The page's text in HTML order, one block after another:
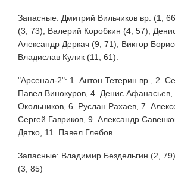
Запасные: Дмитрий Вильчиков вр. (1,
(3, 73), Валерий Коробкин (4, 57),
Александр Деркач (9, 71), Виктор
Владислав Кулик (11, 61).
"Арсенал-2": 1. Антон Тетерин вр., 2.
Павел Винокуров, 4. Денис Афанасьев,
Окольников, 6. Руслан Рахаев, 7.
Сергей Гавриков, 9. Александр
Дятко, 11. Павел Глебов.
Запасные: Владимир Бездельгин (2,
(3, 85)